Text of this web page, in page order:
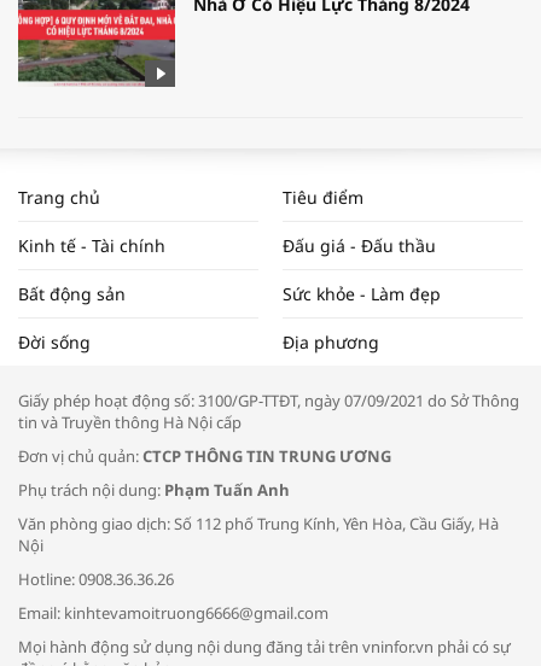
NAM NĂM 2024 VÀ NĂM 2025 | NHỊP
ĐẬP THỊ TRƯỜNG #62
Tọa đàm “Xúc tiến thương mại: Khơi
Bác sĩ tư vấn cách phòng tránh bệnh
Trang chủ Tiêu điểm
Kinh tế - Tài chính Đấu giá - Đấu thầu
Bất động sản Sức khỏe - Làm đẹp
Đời sống Địa phương
Giấy phép hoạt động số: 3100/GP-TTĐT, ngày 07/09/2021 do Sở Thông
tin và Truyền thông Hà Nội cấp
Đơn vị chủ quản:CTCP THÔNG TIN TRUNG ƯƠNG
Phụ trách nội dung: Phạm Tuấn Anh
Văn phòng giao dịch: Số 112 phố Trung Kính, Yên Hòa, Cầu Giấy, Hà
Nội
Hotline: 0908.36.36.26
Email: kinhtevamoitruong6666@gmail.com
Mọi hành động sử dụng nội dung đăng tải trên vninfor.vn phải có sự